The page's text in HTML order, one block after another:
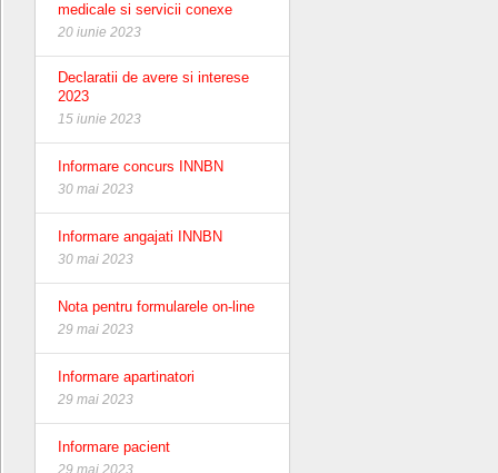
medicale si servicii conexe
20 iunie 2023
Declaratii de avere si interese
2023
15 iunie 2023
Informare concurs INNBN
30 mai 2023
Informare angajati INNBN
30 mai 2023
Nota pentru formularele on-line
29 mai 2023
Informare apartinatori
29 mai 2023
Informare pacient
29 mai 2023